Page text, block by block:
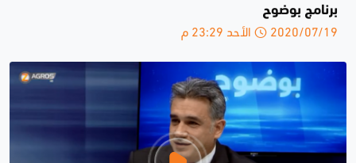
برنامج بوضوح
2020/07/19 الأحد 23:29 م